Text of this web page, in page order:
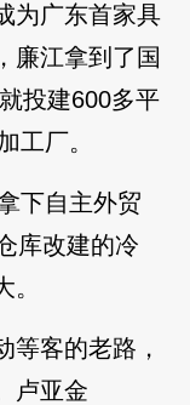
为广东首家具
廉江拿到了国
投建600多平
工厂。
下自主外贸
库改建的冷
等客的老路，
卢亚金